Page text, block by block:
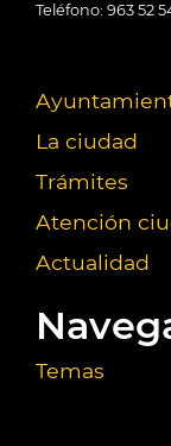
Teléfono: 963 52
La ciudad
Trámites
Atención
Actualidad
Temas